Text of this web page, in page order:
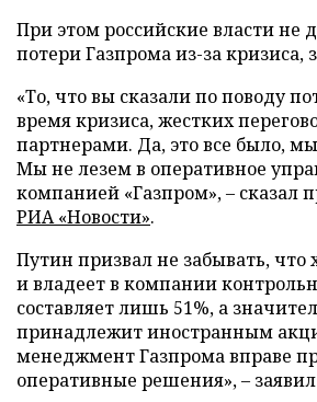
При этом российские власти не
потери Газпрома из-за кризиса,
«То, что вы сказали по поводу
время кризиса, жестких
партнерами. Да, это все было,
Мы не лезем в оперативное
компанией «Газпром»,– сказал
РИА «Новости».
Путин призвал не забывать, что
и владеет в компании
составляет лишь 51%, а
принадлежит иностранным
менеджмент Газпрома вправе
оперативные решения»,–